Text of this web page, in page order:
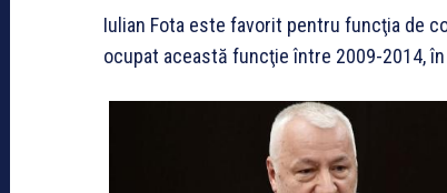
Iulian Fota este favorit pentru funcţia de
ocupat această funcţie între 2009-2014,